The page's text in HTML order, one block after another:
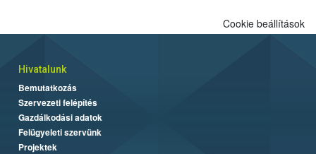
Cookie beállítások
Hivatalunk
Bemutatkozás
Szervezeti felépítés
Gazdálkodási adatok
Felügyeleti szervünk
Projektek